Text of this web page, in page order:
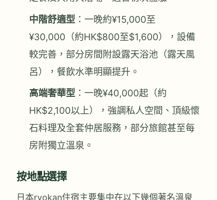
中階舒適型 ：一晚約¥15,000至
¥30,000（約HK$800至$1,600），設備
較完善，部分房間附設露天浴池（露天風
呂），餐飲水準明顯提升。
高端奢華型：一晚¥40,000起（約
HK$2,100以上），強調私人空間、頂級懷
石料理及全套仲居服務，部分旅館甚至每
房附獨立溫泉。
按地點選擇
日本ryokan住宿主要集中在以下幾個著名溫泉